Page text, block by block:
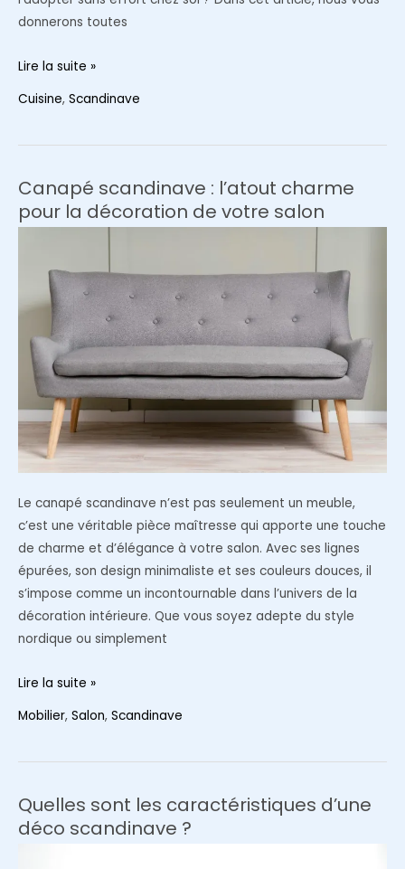
donnerons toutes
Style
moderne
l’adapter
votre
Lire la suite »
Cuisine, Scandinave
Canapé scandinave : l’atout charme
pour la décoration de votre salon
Le canapé scandinave n’est pas seulement un meuble,
c’est une véritable pièce maîtresse qui apporte une touche
de charme et d’élégance à votre salon. Avec ses lignes
épurées, son design minimaliste et ses couleurs douces, il
s’impose comme un incontournable dans l’univers de la
décoration intérieure. Que vous soyez adepte du style
nordique ou simplement
Canapé
pour
la
décoration
Lire la suite »
Mobilier, Salon, Scandinave
Quelles sont les caractéristiques d’une
déco scandinave ?